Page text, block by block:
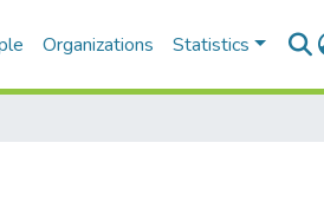
Organizations Statistics